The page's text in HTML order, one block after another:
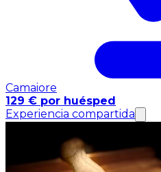
Camaiore
129 € por huésped
Experiencia compartida